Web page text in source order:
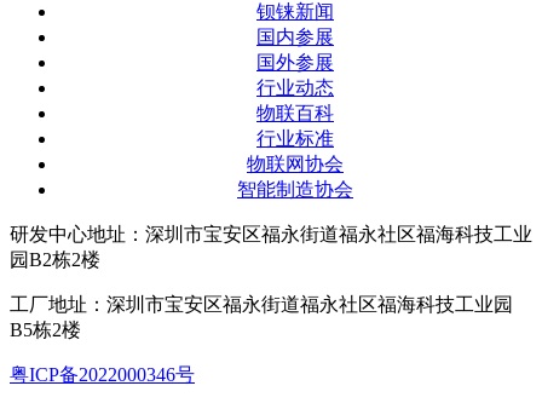
钡铼新闻
国内参展
国外参展
行业动态
物联百科
行业标准
物联网协会
智能制造协会
研发中心地址：深圳市宝安区福永街道福永社区福海科技工业
园B2栋2楼
工厂地址：深圳市宝安区福永街道福永社区福海科技工业园
B5栋2楼
粤ICP备2022000346号